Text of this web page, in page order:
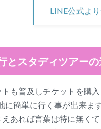
LINE公式よ
とスタディツアーの
も普及しチケットを購
に簡単に行く事が出来ます
あれば言葉は特に無くて